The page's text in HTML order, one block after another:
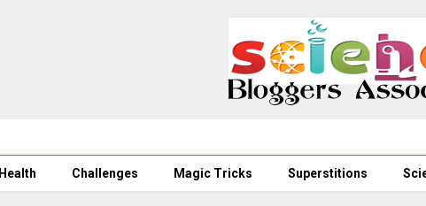
Health Challenges Magic Tricks Superstitions